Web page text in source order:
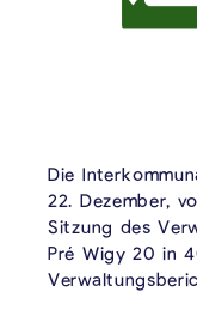
Die
22. Dezember,
Sitzung des
Pré Wigy 20 in